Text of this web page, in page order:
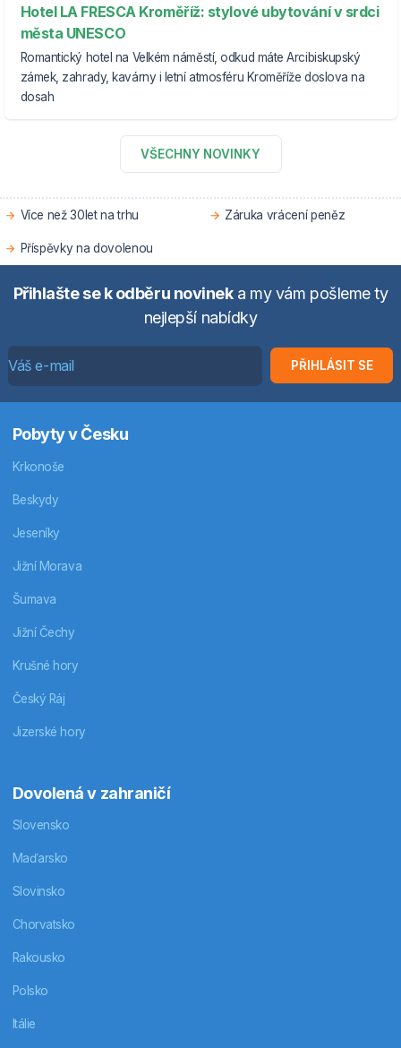
Hotel LA FRESCA Kroměříž: stylové ubytování v srdci
města UNESCO
Romantický hotel na Velkém náměstí, odkud máte Arcibiskupský
zámek, zahrady, kavárny i letní atmosféru Kroměříže doslova na
dosah
VŠECHNY NOVINKY
Více než 30let na trhu Záruka vrácení peněz
Příspěvky na dovolenou
Přihlašte se k odběru novineka my vám pošleme ty
nejlepší nabídky
PŘIHLÁSIT SE
Pobyty v Česku
Krkonoše
Beskydy
Jeseníky
Jižní Morava
Šumava
Jižní Čechy
Krušné hory
Český Ráj
Jizerské hory
Dovolená v zahraničí
Slovensko
Maďarsko
Slovinsko
Chorvatsko
Rakousko
Polsko
Itálie